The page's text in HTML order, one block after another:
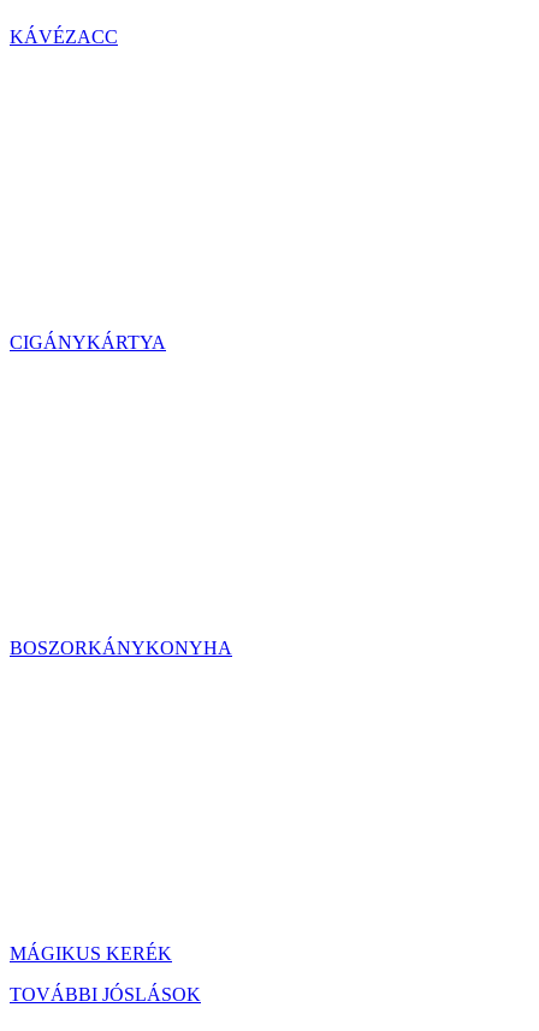
KÁVÉZACC
CIGÁNYKÁRTYA
BOSZORKÁNYKONYHA
MÁGIKUS KERÉK
TOVÁBBI JÓSLÁSOK